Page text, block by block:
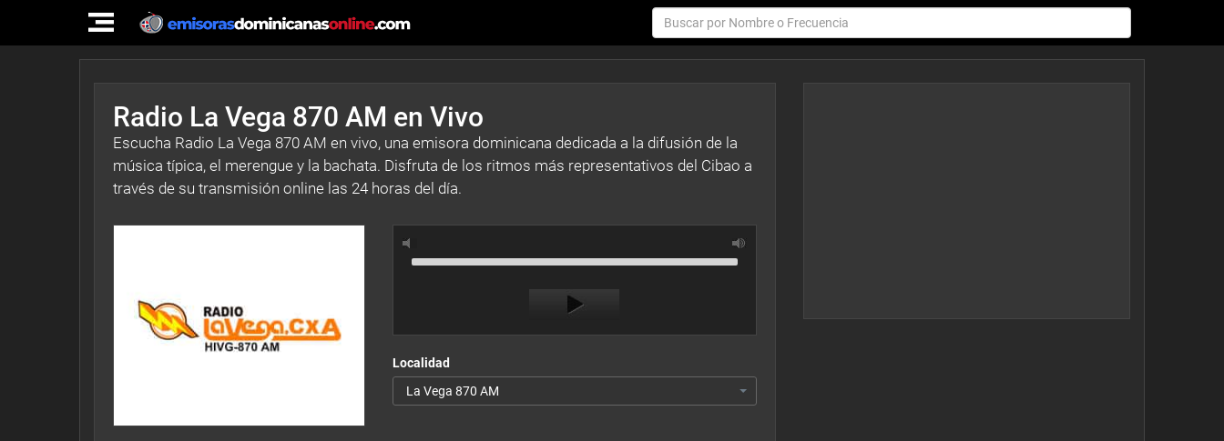
TOGGLE
NAVIGATION
Radio La Vega 870 AM en Vivo
Escucha Radio La Vega 870 AM en vivo, una emisora dominicana dedicada a la difusión de la
música típica, el merengue y la bachata. Disfruta de los ritmos más representativos del Cibao a
través de su transmisión online las 24 horas del día.
Audio
Up/Down
or
decrease
volume.
Localidad
La Vega 870 AM